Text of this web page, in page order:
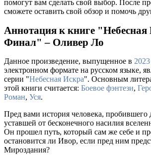
помогут вам сделать свой выбор. После
сможете оставить свой обзор и помочь
Аннотация к книге "Небесная
Финал" – Оливер Ло
Данное произведение, выпущенное в 2023
электронном формате на русском языке,
серии "Небесная Искра". Основным
этой книги считается: Боевое фэнтези,
Роман, Уся.
Пред вами история человека, пробившего
уставшей от бесконечного насилия
Он прошел путь, который сам же себе и
остановится ли Ивор, если пред ним
Мироздания?